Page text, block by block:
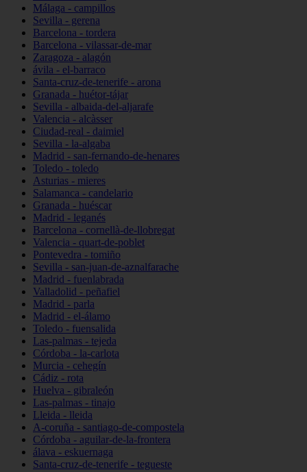
Málaga - campillos
Sevilla - gerena
Barcelona - tordera
Barcelona - vilassar-de-mar
Zaragoza - alagón
ávila - el-barraco
Santa-cruz-de-tenerife - arona
Granada - huétor-tájar
Sevilla - albaida-del-aljarafe
Valencia - alcàsser
Ciudad-real - daimiel
Sevilla - la-algaba
Madrid - san-fernando-de-henares
Toledo - toledo
Asturias - mieres
Salamanca - candelario
Granada - huéscar
Madrid - leganés
Barcelona - cornellà-de-llobregat
Valencia - quart-de-poblet
Pontevedra - tomiño
Sevilla - san-juan-de-aznalfarache
Madrid - fuenlabrada
Valladolid - peñafiel
Madrid - parla
Madrid - el-álamo
Toledo - fuensalida
Las-palmas - tejeda
Córdoba - la-carlota
Murcia - cehegín
Cádiz - rota
Huelva - gibraleón
Las-palmas - tinajo
Lleida - lleida
A-coruña - santiago-de-compostela
Córdoba - aguilar-de-la-frontera
álava - eskuernaga
Santa-cruz-de-tenerife - tegueste